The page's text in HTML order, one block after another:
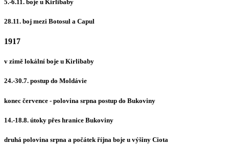
5.-6.11. boje u Kirlibaby
28.11. boj mezi Botosul a Capul
1917
v zimě lokální boje u Kirlibaby
24.-30.7. postup do Moldávie
konec července - polovina srpna postup do Bukoviny
14.-18.8. útoky přes hranice Bukoviny
druhá polovina srpna a počátek října boje u výšiny Ciota